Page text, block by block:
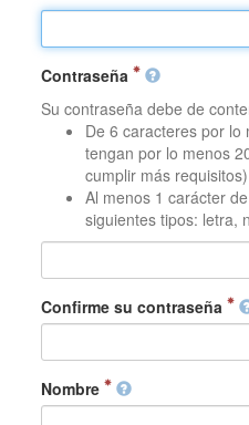
Contraseña
Su contraseña debe de
De 6 caracteres por lo
tengan por lo menos
cumplir más requisitos)
Al menos 1 carácter
siguientes tipos: letra,
Confirme su contraseña
Nombre